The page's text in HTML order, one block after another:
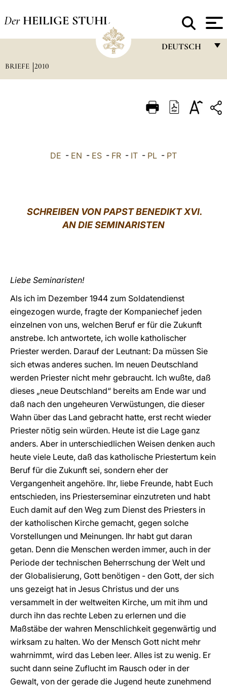
Der HEILIGE STUHL
DEUTSCH
ITALIANO
中文
BRIEFE 2010
DE - EN - ES - FR - IT - PL - PT
SCHREIBEN VON PAPST BENEDIKT XVI.
AN DIE SEMINARISTEN
Liebe Seminaristen!
Als ich im Dezember 1944 zum Soldatendienst
eingezogen wurde, fragte der Kompaniechef jeden
einzelnen von uns, welchen Beruf er für die Zukunft
anstrebe. Ich antwortete, ich wolle katholischer
Priester werden. Darauf der Leutnant: Da müssen Sie
sich etwas anderes suchen. Im neuen Deutschland
werden Priester nicht mehr gebraucht. Ich wußte, daß
dieses „neue Deutschland“ bereits am Ende war und
daß nach den ungeheuren Verwüstungen, die dieser
Wahn über das Land gebracht hatte, erst recht wieder
Priester nötig sein würden. Heute ist die Lage ganz
anders. Aber in unterschiedlichen Weisen denken auch
heute viele Leute, daß das katholische Priestertum kein
Beruf für die Zukunft sei, sondern eher der
Vergangenheit angehöre. Ihr, liebe Freunde, habt Euch
entschieden, ins Priesterseminar einzutreten und habt
Euch damit auf den Weg zum Dienst des Priesters in
der katholischen Kirche gemacht, gegen solche
Vorstellungen und Meinungen. Ihr habt gut daran
getan. Denn die Menschen werden immer, auch in der
Periode der technischen Beherrschung der Welt und
der Globalisierung, Gott benötigen - den Gott, der sich
uns gezeigt hat in Jesus Christus und der uns
versammelt in der weltweiten Kirche, um mit ihm und
durch ihn das rechte Leben zu erlernen und die
Maßstäbe der wahren Menschlichkeit gegenwärtig und
wirksam zu halten. Wo der Mensch Gott nicht mehr
wahrnimmt, wird das Leben leer. Alles ist zu wenig. Er
sucht dann seine Zuflucht im Rausch oder in der
Gewalt, von der gerade die Jugend heute zunehmend